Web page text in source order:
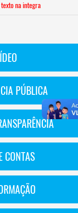
na integra
PÚBLICA
CONTAS